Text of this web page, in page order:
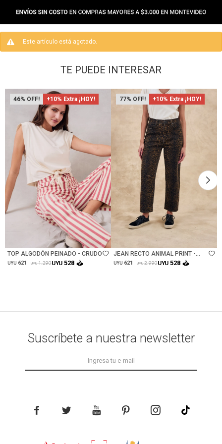
Este artículo está agotado.
TE PUEDE INTERESAR
46 +10% Extra ¡HOY!
TOP ALGODÓN PEINADO - CRUDO
UYU 621 UYU 1.290UYU 528
77 +10% Extra ¡HOY!
JEAN RECTO ANIMAL PRINT -
MULTI
UYU 621 UYU 2.990UYU 528
Suscríbete a nuestra newsletter
    